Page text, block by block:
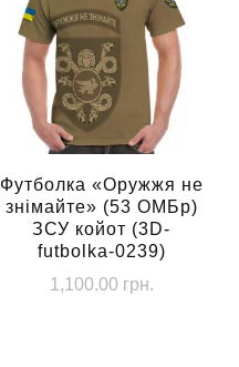
Футболка «Оружжя не
знімайте» (53 ОМБр)
ЗСУ койот (3D-
futbolka-0239)
1,100.00 грн.